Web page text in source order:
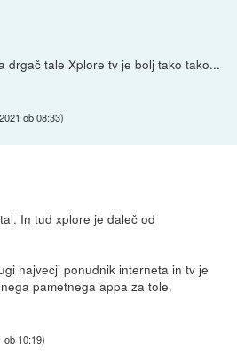
drgač tale Xplore tv je bolj tako tako...
ob 08:33)
In tud xplore je daleč od
najvecji ponudnik interneta in tv je
pametnega appa za tole.
ob 10:19)